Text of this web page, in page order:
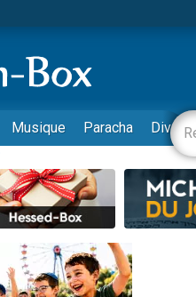
dans un appartement insalubre
6 enfants, victime de violences...
Vacances Pour les Enfants
Musique Paracha